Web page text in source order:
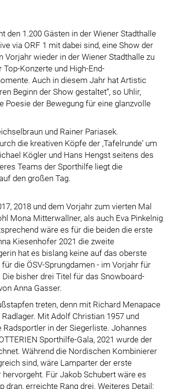
1.200 Gästen in der Wiener Stadthalle
via ORF 1 mit dabei sind, eine Show der
Vorjahr wieder in der Wiener Stadthalle zu
Konzerte und High-End-
Auch in diesem Jahr hat Artistic
Beginn der Show gestaltet“, so Uhlir,
Poesie der Bewegung für eine glanzvolle
und Rainer Pariasek.
die kreativen Köpfe der ,Tafelrunde‘ um
Kögler und Hans Hengst seitens des
Teams der Sporthilfe liegt die
den großen Tag.
2018 und dem Vorjahr zum vierten Mal
Mona Mitterwallner, als auch Eva Pinkelnig
wäre es für die beiden die erste
Kiesenhofer 2021 die zweite
hat es bislang keine auf das oberste
die ÖSV-Sprungdamen - im Vorjahr für
bisher drei Titel für das Snowboard-
Anna Gasser.
treten, denn mit Richard Menapace
Mit Adolf Christian 1957 und
in der Siegerliste. Johannes
Sporthilfe-Gala, 2021 wurde der
Während die Nordischen Kombinierer
sind, wäre Lamparter der erste
Für Jakob Schubert wäre es
erreichte Rang drei. Weiteres Detail: